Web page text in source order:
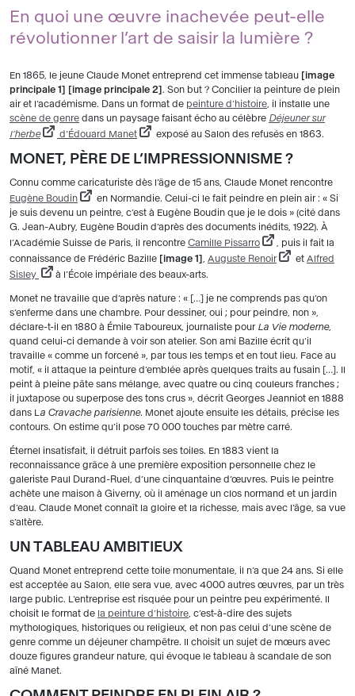
En quoi une œuvre inachevée peut-elle
révolutionner l’art de saisir la lumière ?
En 1865, le jeune Claude Monet entreprend cet immense tableau
image
principale 1
image principale 2 . Son but ? Concilier la peinture de plein
air et l’académisme. Dans un format de peinture d’histoire , il installe une
scène de genre dans un paysage faisant écho au célèbre Déjeuner sur
l’herbe
d’Édouard Manet exposé au Salon des refusés en 1863.
MONET, PÈRE DE L’IMPRESSIONNISME ?
Connu comme caricaturiste dès l’âge de 15 ans, Claude Monet rencontre
Eugène Boudin
en Normandie. Celui-ci le fait peindre en plein air : « Si
je suis devenu un peintre, c’est à Eugène Boudin que je le dois » (cité dans
G. Jean-Aubry, Eugène Boudin d’après des documents inédits, 1922). À
l’Académie Suisse de Paris, il rencontre Camille Pissarro
, puis il fait la
connaissance de Frédéric Bazille
image 1 Auguste Renoir et Alfred
Sisley
à l’École impériale des beaux-arts.
Monet ne travaille que d’après nature : « […] je ne comprends pas qu’on
s’enferme dans une chambre. Pour dessiner, oui ; pour peindre, non »,
déclare-t-il en 1880 à Émile Taboureux, journaliste pour La Vie moderne,
quand celui-ci demande à voir son atelier. Son ami Bazille écrit qu’il
travaille « comme un forcené », par tous les temps et en tout lieu. Face au
motif, « il attaque la peinture d’emblée après quelques traits au fusain […]. Il
peint à pleine pâte sans mélange, avec quatre ou cinq couleurs franches ;
il juxtapose ou superpose des tons crus », décrit Georges Jeanniot en 1888
dans L a Cravache parisienne. Monet ajoute ensuite les détails, précise les
contours. On estime qu’il pose 70 000 touches par mètre carré.
Éternel insatisfait, il détruit parfois ses toiles. En 1883 vient la
reconnaissance grâce à une première exposition personnelle chez le
galeriste Paul Durand-Ruel, d’une cinquantaine d’œuvres. Puis le peintre
achète une maison à Giverny, où il aménage un clos normand et un jardin
d’eau. Claude Monet connaît la gloire et la richesse, mais avec l’âge, sa vue
s’altère.
UN TABLEAU AMBITIEUX
Quand Monet entreprend cette toile monumentale, il n’a que 24 ans. Si elle
est acceptée au Salon, elle sera vue, avec 4000 autres œuvres, par un très
large public. L’entreprise est risquée pour un peintre peu expérimenté. Il
choisit le format de la peinture d’histoire , c’est-à-dire des sujets
mythologiques, historiques ou religieux, et non pas celui d’une scène de
genre comme un déjeuner champêtre. Il choisit un sujet de mœurs avec
douze figures grandeur nature, qui évoque le tableau à scandale de son
aîné Manet.